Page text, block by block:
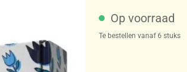
Op voorraad
Te bestellen vanaf 6 stuks